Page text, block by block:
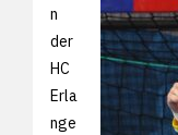
n
der
HC
Erla
nge